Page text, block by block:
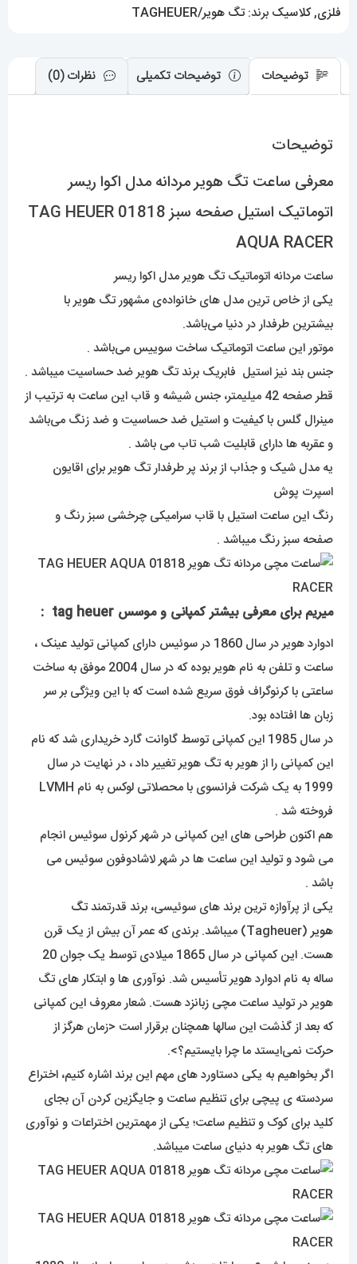
سبز
TAG
HEUER
RACER
فلزی,کلاسیک برند:تگ هویر/TAGHEUER
توضیحات توضیحات تکمیلی نظرات (0)
توضیحات
معرفی ساعت تگ هویر مردانه مدل اکوا ریسر
اتوماتیک استیل صفحه سبز 01818 TAG HEUER
AQUA RACER
ساعت مردانه اتوماتیک تگ هویر مدل اکوا ریسر
یکی از خاص ترین مدل های خانواده‌ی مشهور تگ هویر با
بیشترین طرفدار در دنیا می‌باشد.
موتور این ساعت اتوماتیک ساخت سوییس می‌باشد .
جنس بند نیز استیل فابریک برند تگ هویر ضد حساسیت میباشد .
قطر صفحه 42 میلیمتر، جنس شیشه و قاب این ساعت به ترتیب از
مینرال گلس با کیفیت و استیل ضد حساسیت و ضد زنگ می‌باشد
و عقربه ها دارای قابلیت شب تاب می باشد .
یه مدل شیک و جذاب از برند پر طرفدار تگ هویر برای اقایون
اسپرت پوش
رنگ این ساعت استیل با قاب سرامیکی چرخشی سبز رنگ و
صفحه سبز رنگ میباشد .
میریم برای معرفی بیشتر کمپانی و موسس tag heuer :
ادوارد هویر در سال 1860 در سوئیس دارای کمپانی تولید عینک ،
ساعت و تلفن به نام هویر بوده که در سال 2004 موفق به ساخت
ساعتی با کرنوگراف فوق سریع شده است که با این ویژگی بر سر
زبان ها افتاده بود.
در سال 1985 این کمپانی توسط گاوانت گارد خریداری شد که نام
این کمپانی را از هویر به تگ هویر تغییر داد ، در نهایت در سال
1999 به یک شرکت فرانسوی با محصلاتی لوکس به نام LVMH
فروخته شد .
هم اکنون طراحی های این کمپانی در شهر کرنول سوئیس انجام
می شود و تولید این ساعت ها در شهر لاشادوفون سوئیس می
باشد .
یکی از پرآوازه ترین برند های سوئیسی، برند قدرتمندتگ
هویر
(Tagheuer) میباشد. برندی که عمر آن بیش از یک قرن
هست. این کمپانی در سال 1865 میلادی توسط یک جوان 20
ساله به نام ادوارد هویر تأسیس شد. نوآوری ها و ابتکار های تگ
هویر در تولید ساعت مچی زبانزد هست. شعار معروف این کمپانی
که بعد از گذشت این سالها همچنان برقرار است <زمان هرگز از
حرکت نمی‌ایستد ما چرا بایستیم؟>.
اگر بخواهیم به یکی دستاورد های مهم این برند اشاره کنیم، اختراع
سردسته ی پیچی برای تنظیم ساعت و جایگزین کردن آن بجای
کلید برای کوک و تنظیم ساعت؛ یکی از مهمترین اختراعات و نوآوری
های تگ هویر به دنیای ساعت میباشد.